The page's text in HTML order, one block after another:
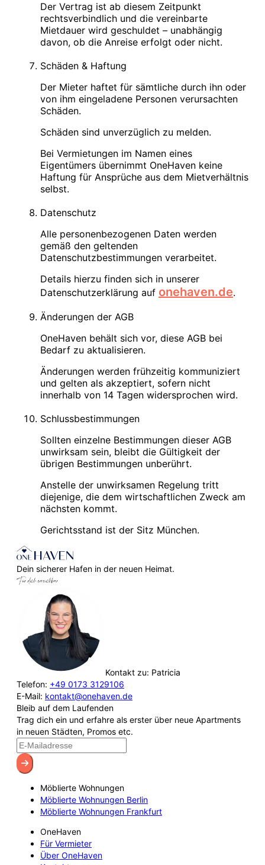
Der Vertrag ist ab diesem Zeitpunkt
rechtsverbindlich und die vereinbarte
Mietdauer wird geschuldet – unabhängig
davon, ob die Anreise erfolgt oder nicht.
Schäden & Haftung
Der Mieter haftet für sämtliche durch ihn oder
von ihm eingeladene Personen verursachten
Schäden.
Schäden sind unverzüglich zu melden.
Bei Vermietungen im Namen eines
Eigentümers übernimmt OneHaven keine
Haftung für Ansprüche aus dem Mietverhältnis
selbst.
Datenschutz
Alle personenbezogenen Daten werden
gemäß den geltenden
Datenschutzbestimmungen verarbeitet.
Details hierzu finden sich in unserer
Datenschutzerklärung auf onehaven.de.
Änderungen der AGB
OneHaven behält sich vor, diese AGB bei
Bedarf zu aktualisieren.
Änderungen werden frühzeitig kommuniziert
und gelten als akzeptiert, sofern nicht
innerhalb von 14 Tagen widersprochen wird.
Schlussbestimmungen
Sollten einzelne Bestimmungen dieser AGB
unwirksam sein, bleibt die Gültigkeit der
übrigen Bestimmungen unberührt.
Anstelle der unwirksamen Regelung tritt
diejenige, die dem wirtschaftlichen Zweck am
nächsten kommt.
Gerichtsstand ist der Sitz München.
Dein sicherer Hafen in der neuen Heimat.
Für dich erreichbar
Kontakt zu: Patricia
Telefon: +49 0173 3129106
E-Mail: kontakt@onehaven.de
Bleib auf dem Laufenden
Trag dich ein und erfahre als erster über neue Apartments
in neuen Städten, Promos etc.
Möblierte Wohnungen
Möblierte Wohnungen Berlin
Möblierte Wohnungen Frankfurt
OneHaven
Für Vermieter
Über OneHaven